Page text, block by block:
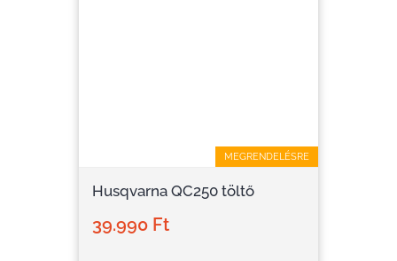
MEGRENDELÉSRE
Husqvarna QC250 töltő
39.990 Ft